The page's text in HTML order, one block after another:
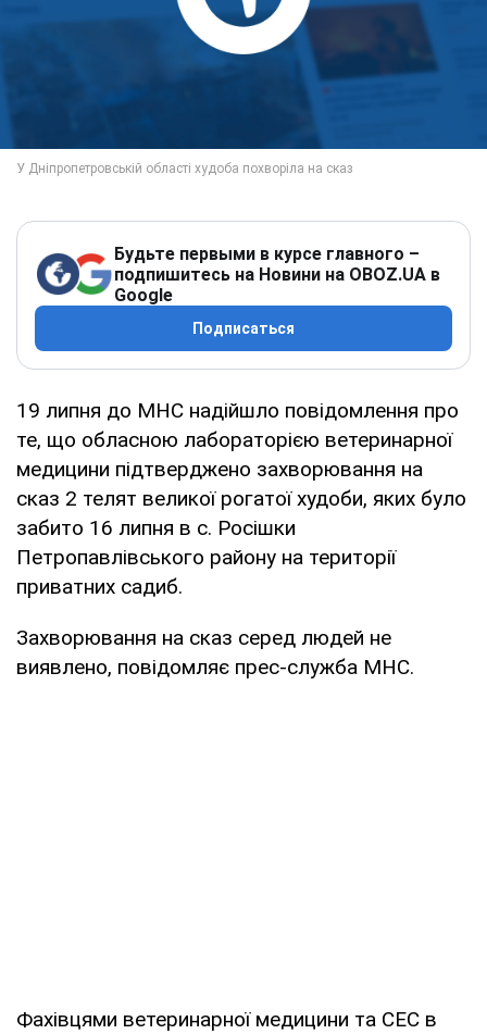
Будьте первыми в курсе главного –
подпишитесь на Новини на OBOZ.UA в
Google
Подписаться
19 липня до МНС надійшло повідомлення про
те, що обласною лабораторією ветеринарної
медицини підтверджено захворювання на
сказ 2 телят великої рогатої худоби, яких було
забито 16 липня в с. Росішки
Петропавлівського району на території
приватних садиб.
Захворювання на сказ серед людей не
виявлено, повідомляє прес-служба МНС.
Фахівцями ветеринарної медицини та СЕС в